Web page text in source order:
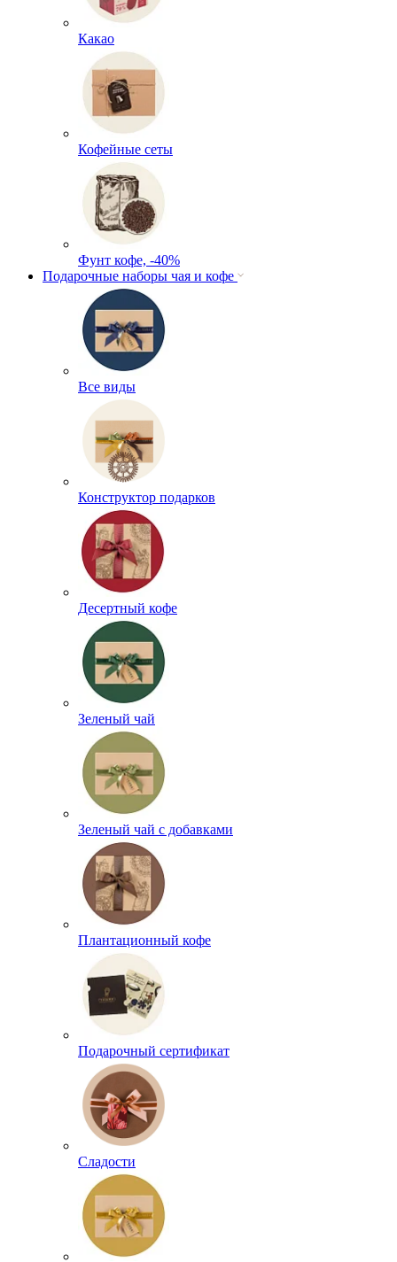
Какао
Кофейные сеты
Фунт кофе, -40%
Подарочные наборы чая и кофе
Все виды
Конструктор подарков
Десертный кофе
Зеленый чай
Зеленый чай с добавками
Плантационный кофе
Подарочный сертификат
Сладости